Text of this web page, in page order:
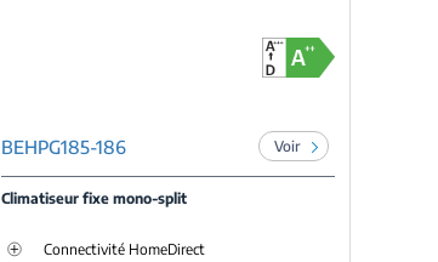
BEHPG185-186 Voir
Climatiseur fixe mono-split
Connectivité HomeDirect